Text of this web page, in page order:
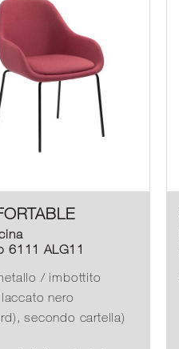
6111 ALG11
/ imbottito
nero
secondo cartella)